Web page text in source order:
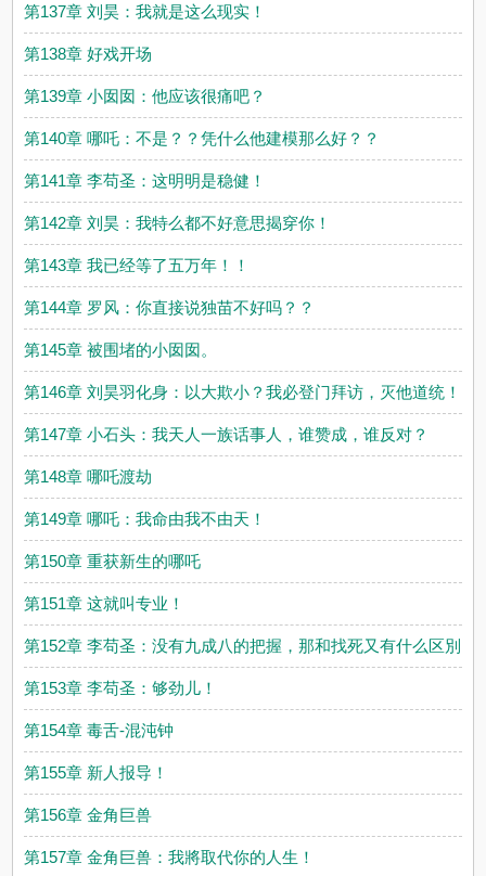
第137章 刘昊：我就是这么现实！
第138章 好戏开场
第139章 小囡囡：他应该很痛吧？
第140章 哪吒：不是？？凭什么他建模那么好？？
第141章 李苟圣：这明明是稳健！
第142章 刘昊：我特么都不好意思揭穿你！
第143章 我已经等了五万年！！
第144章 罗风：你直接说独苗不好吗？？
第145章 被围堵的小囡囡。
第146章 刘昊羽化身：以大欺小？我必登门拜访，灭他道统！
第147章 小石头：我天人一族话事人，谁赞成，谁反对？
第148章 哪吒渡劫
第149章 哪吒：我命由我不由天！
第150章 重获新生的哪吒
第151章 这就叫专业！
第152章 李苟圣：没有九成八的把握，那和找死又有什么区別？
第153章 李苟圣：够劲儿！
第154章 毒舌-混沌钟
第155章 新人报导！
第156章 金角巨兽
第157章 金角巨兽：我將取代你的人生！